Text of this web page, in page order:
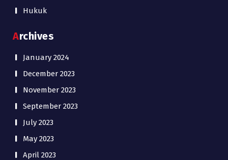
Hukuk
Archives
January 2024
December 2023
November 2023
September 2023
July 2023
May 2023
April 2023